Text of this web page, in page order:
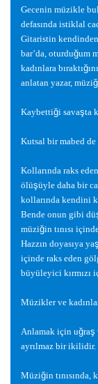
Gecenin müzikle
defasında istiklal
Gitaristin
bar’da, oturduğum
kadınlara bıraktığ
anlatan yazar, müziğ
Kaybettiği savaşta
Kutsal bir mabed
Kollarında raks
ölüşüyle daha bir
kollarında kendini
Bende onun gibi dü
müziğin tınısı
Hazzın doyasıya yaş
içinde raks eden
büyüleyici kırmızı
Müzikler ve
Anlamak için uğraş
ayrılmaz bir ikilidir.
Müziğin tınısında,